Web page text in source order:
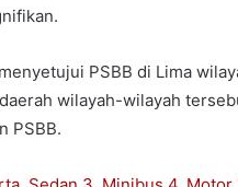
PSBB di Lima
wilayah-wilayah
PSBB.